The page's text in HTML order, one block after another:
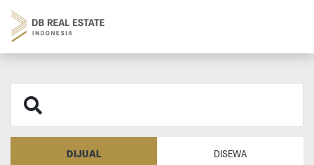
DIJUAL DISEWA